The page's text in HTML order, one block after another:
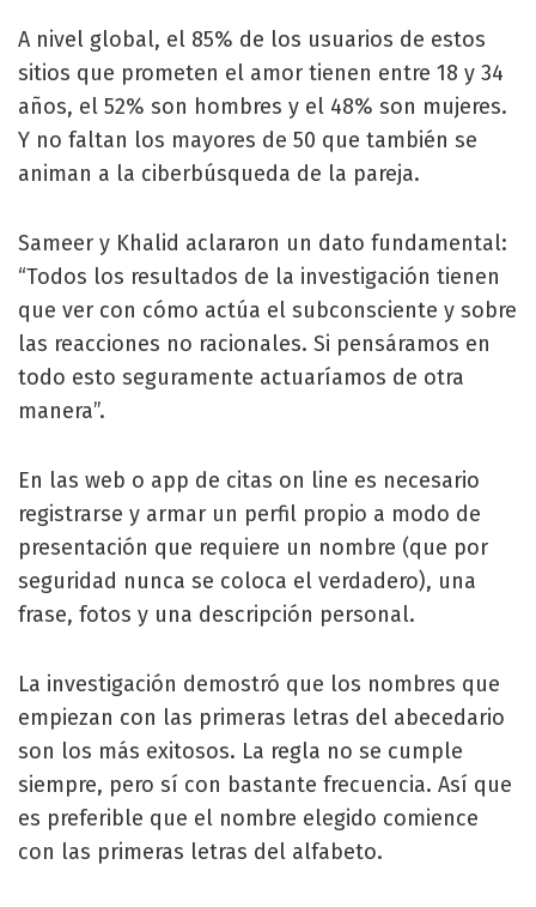
A nivel global, el 85% de los usuarios de estos
sitios que prometen el amor tienen entre 18 y 34
años, el 52% son hombres y el 48% son mujeres.
Y no faltan los mayores de 50 que también se
animan a la ciberbúsqueda de la pareja.
Sameer y Khalid aclararon un dato fundamental:
“Todos los resultados de la investigación tienen
que ver con cómo actúa el subconsciente y sobre
las reacciones no racionales. Si pensáramos en
todo esto seguramente actuaríamos de otra
manera”.
En las web o app de citas on line es necesario
registrarse y armar un perfil propio a modo de
presentación que requiere un nombre (que por
seguridad nunca se coloca el verdadero), una
frase, fotos y una descripción personal.
La investigación demostró que los nombres que
empiezan con las primeras letras del abecedario
son los más exitosos. La regla no se cumple
siempre, pero sí con bastante frecuencia. Así que
es preferible que el nombre elegido comience
con las primeras letras del alfabeto.